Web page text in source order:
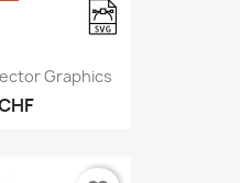
Graphics